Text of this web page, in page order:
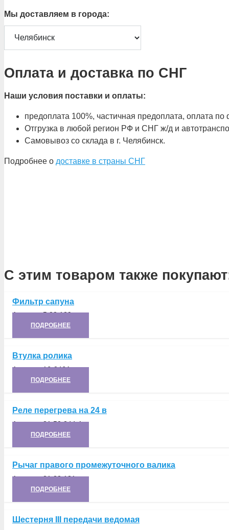
Мы доставляем в города:
Оплата и доставка по СНГ
Наши условия поставки и оплаты:
предоплата 100%, частичная предоплата, оплата
Отгрузка в любой регион РФ и СНГ ж/д и
Самовывоз со склада в г. Челябинск.
Подробнее о доставке в страны СНГ
С этим товаром также
Фильтр сапуна
Артикул:5.03.129
ПОДРОБНЕЕ
Втулка ролика
Артикул:16-046А
ПОДРОБНЕЕ
Реле перегрева на 24 в
Артикул:21.50.244-1
ПОДРОБНЕЕ
Рычаг правого промежуточного валика
Артикул:21.22.131
ПОДРОБНЕЕ
Шестерня III передачи ведомая